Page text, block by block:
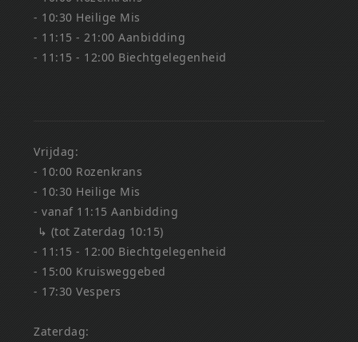
- 10:30 Heilige Mis
- 11:15 - 21:00 Aanbidding
- 11:15 - 12:00 Biechtgelegenheid
Vrijdag:
- 10:00 Rozenkrans
- 10:30 Heilige Mis
- vanaf 11:15 Aanbidding
↳ (tot Zaterdag 10:15)
- 11:15 - 12:00 Biechtgelegenheid
- 15:00 Kruisweggebed
- 17:30 Vespers
Zaterdag: